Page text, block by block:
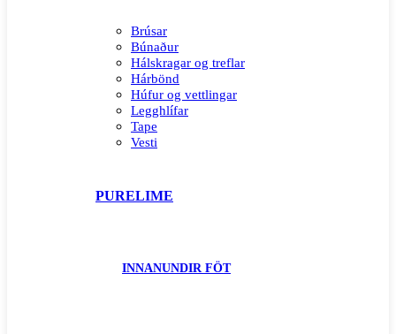
Brúsar
Búnaður
Hálskragar og treflar
Hárbönd
Húfur og vettlingar
Legghlífar
Tape
Vesti
PURELIME
INNANUNDIR FÖT